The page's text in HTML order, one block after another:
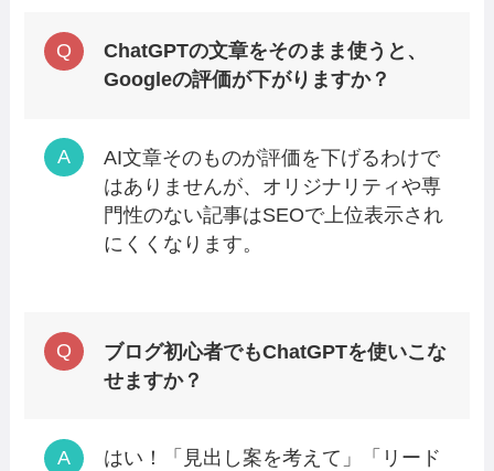
ChatGPTの文章をそのまま使うと、
Googleの評価が下がりますか？
AI文章そのものが評価を下げるわけで
はありませんが、オリジナリティや専
門性のない記事はSEOで上位表示され
にくくなります。
ブログ初心者でもChatGPTを使いこな
せますか？
はい！「見出し案を考えて」「リード